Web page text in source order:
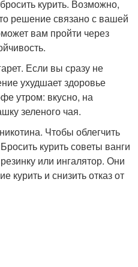
курить. Возможно,
решение связано с вашей
вам пройти через
Если вы сразу не
ухудшает здоровье
утром: вкусно, на
зеленого чая.
Чтобы облегчить
курить советы ванги
или ингалятор. Они
курить и снизить отказ от